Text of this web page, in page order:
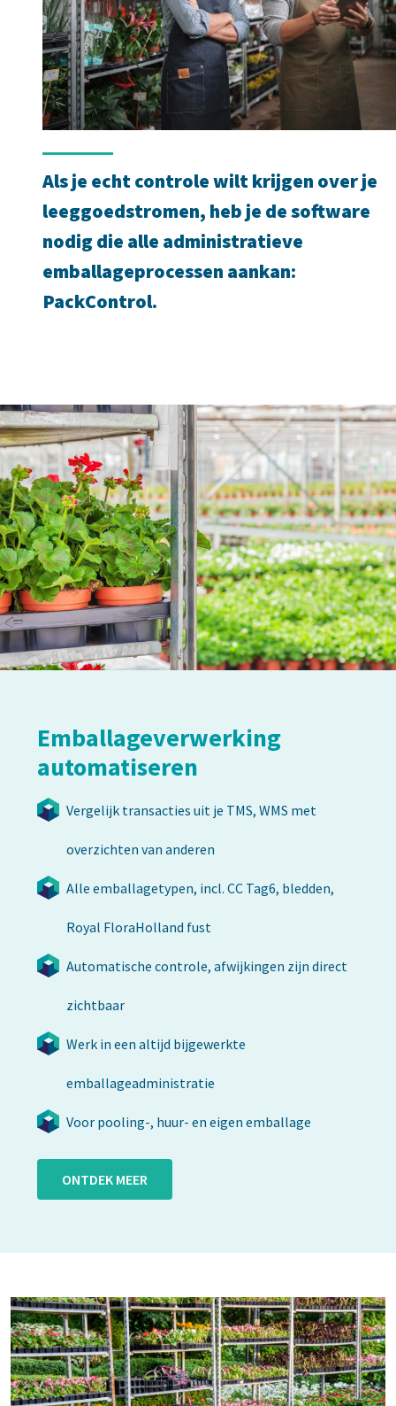
Als je echt controle wilt krijgen over je
leeggoedstromen, heb je de software
nodig die alle administratieve
emballageprocessen aankan:
PackControl.
Emballageverwerking
automatiseren
Vergelijk transacties uit je TMS, WMS met
overzichten van anderen
Alle emballagetypen, incl. CC Tag6, bledden,
Royal FloraHolland fust
Automatische controle, afwijkingen zijn direct
zichtbaar
Werk in een altijd bijgewerkte
emballageadministratie
Voor pooling-, huur- en eigen emballage
ONTDEK MEER